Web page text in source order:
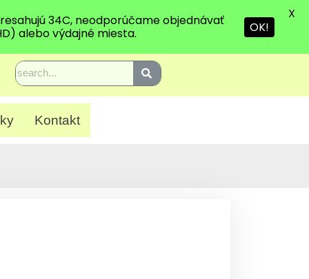
Kontakt
34C, neodporúčame objednávať
alebo výdajné miesta.
OK!
X